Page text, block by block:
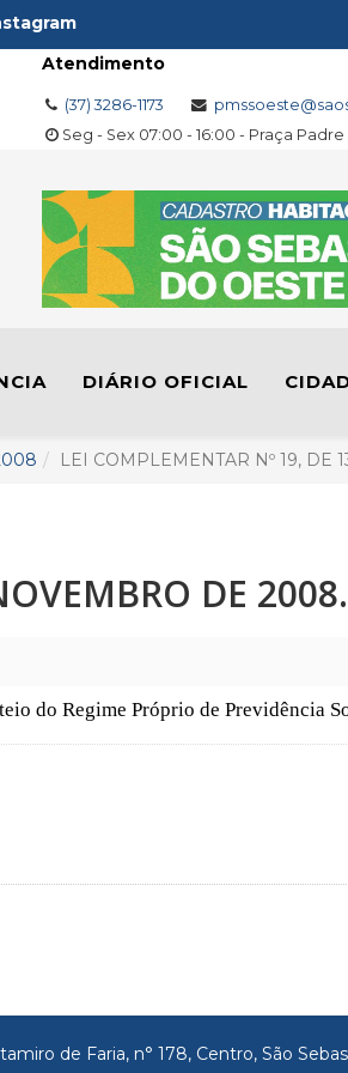
Atendimento
(37) 3286-1173
Seg - Sex 07:00 - 16:00 - Praça
DIÁRIO OFICIAL
LEI COMPLEMENTAR Nº 19, DE
DE 2008.
do Regime Próprio de Previdência
de Faria, n° 178, Centro, São